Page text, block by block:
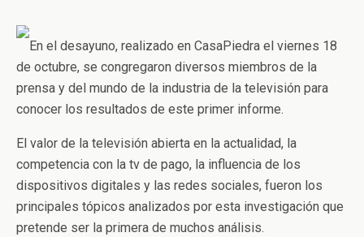
En el desayuno, realizado en CasaPiedra el viernes 18
de octubre, se congregaron diversos miembros de la
prensa y del mundo de la industria de la televisión para
conocer los resultados de este primer informe.
El valor de la televisión abierta en la actualidad, la
competencia con la tv de pago, la influencia de los
dispositivos digitales y las redes sociales, fueron los
principales tópicos analizados por esta investigación que
pretende ser la primera de muchos análisis.